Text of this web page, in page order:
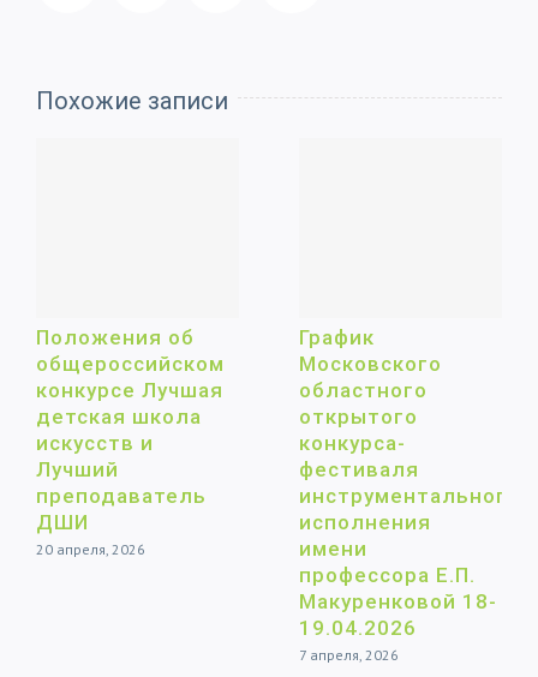
Похожие записи
Положения об
общероссийском
конкурсе Лучшая
детская школа
искусств и
Лучший
преподаватель
ДШИ
20 апреля, 2026
График
Московского
областного
открытого
конкурса-
фестиваля
инструментального
исполнения
имени
профессора Е.П.
Макуренковой 18-
19.04.2026
7 апреля, 2026